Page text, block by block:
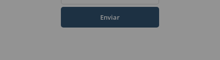
Enviar